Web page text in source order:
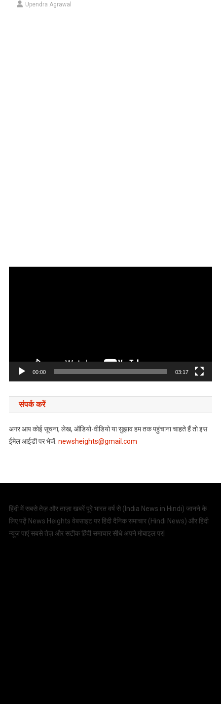
Upendra Agrawal
00:00 03:17
संपर्क करें
अगर आप कोई सूचना, लेख, ऑडियो-वीडियो या सुझाव हम तक पहुंचाना चाहते हैं तो इस
ईमेल आईडी पर भेजें: newsheights@gmail.com
हिंदी में सबसे तेज़ और ताज़ा खबरें पूरे भारत वर्ष से ( India News in Hindi) जानने के
लिए पढ़ें News Heights वेबसाइट पर हिंदी दैनिक समाचार (Hindi News) और हिंदी
न्यूज़ पाएं सबसे तेज़ और सटीक हिंदी समाचार सीधे अपने मोबाइल पर|